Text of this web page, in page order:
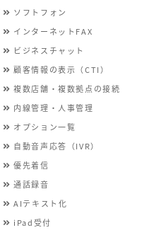
ソフトフォン
インターネットFAX
ビジネスチャット
顧客情報の表示（CTI）
複数店舗・複数拠点の接続
内線管理・人事管理
オプション一覧
自動音声応答（IVR）
優先着信
通話録音
AIテキスト化
iPad受付